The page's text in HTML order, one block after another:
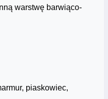
warstwę barwiąco-
piaskowiec,